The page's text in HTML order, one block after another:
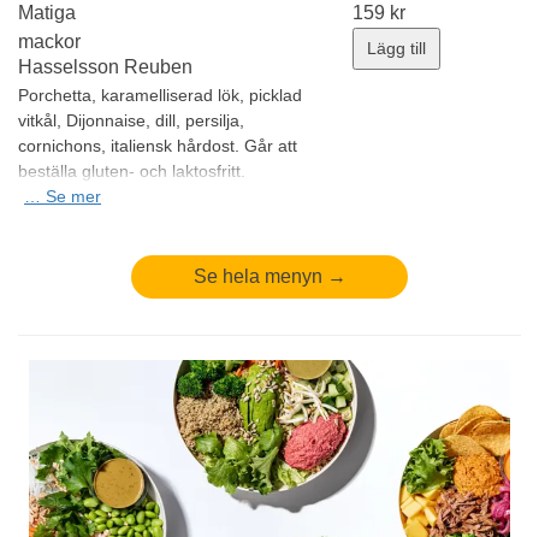
Matiga
mackor
Hasselsson Reuben
Porchetta, karamelliserad lök, picklad
vitkål, Dijonnaise, dill, persilja,
cornichons, italiensk hårdost. Går att
beställa gluten- och laktosfritt.
Allergener:
Se mer
159 kr
Lägg till
Se hela menyn →